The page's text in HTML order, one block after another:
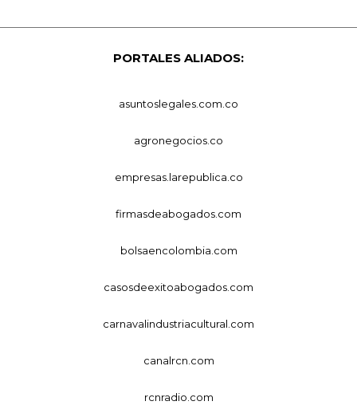
PORTALES ALIADOS:
asuntoslegales.com.co
agronegocios.co
empresas.larepublica.co
firmasdeabogados.com
bolsaencolombia.com
casosdeexitoabogados.com
carnavalindustriacultural.com
canalrcn.com
rcnradio.com